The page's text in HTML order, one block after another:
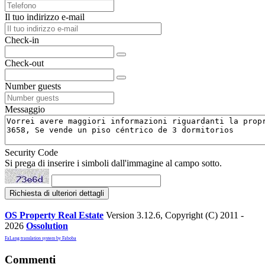
Il tuo indirizzo e-mail
Check-in
Check-out
Number guests
Messaggio
Security Code
Si prega di inserire i simboli dall'immagine al campo sotto.
OS Property Real Estate Version 3.12.6, Copyright (C) 2011 -
2026 Ossolution
FaLang translation system by Faboba
Commenti